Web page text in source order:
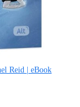
Reid | eBook